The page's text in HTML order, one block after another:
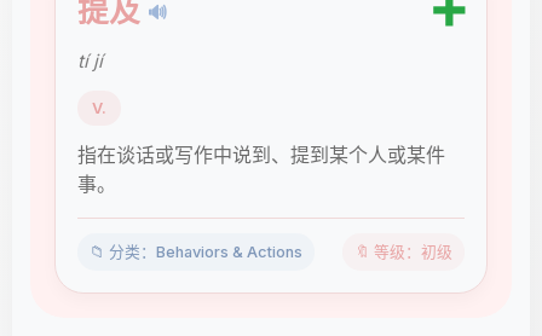
提及 🔊
tí jí
V.
指在谈话或写作中说到、提到某个人或某件
事。
📁 分类：Behaviors & Actions 🔖 等级：初级